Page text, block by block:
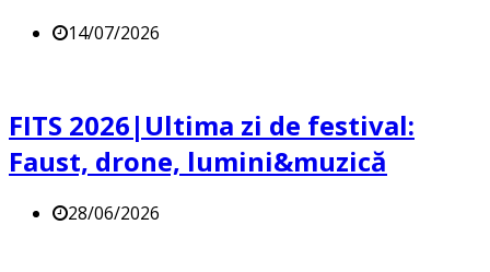
14/07/2026
FITS 2026|Ultima zi de festival:
Faust, drone, lumini&muzică
28/06/2026